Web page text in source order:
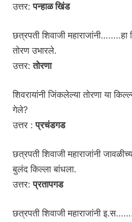
उत्तर:पन्हाळ खिंड
छत्रपती शिवाजी
तोरण उभारले.
उत्तर:तोरणा
शिवरायांनी जिंकलेल्या तोरणा या
गेले?
उत्तर :प्रचंडगड
छत्रपती शिवाजी महाराजांनी
बुलंद किल्ला बांधला.
उत्तर:प्रतापगड
छत्रपती शिवाजी महाराजांनी